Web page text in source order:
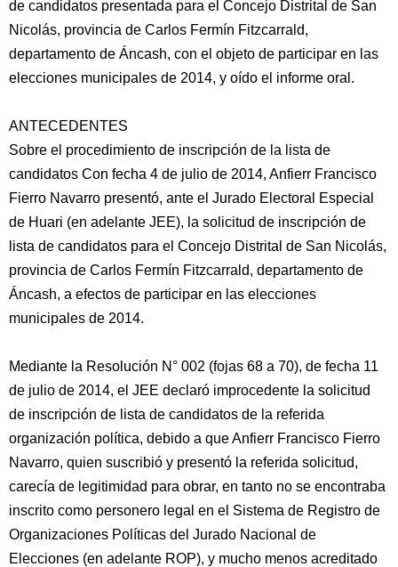
de candidatos presentada para el Concejo Distrital de San
Nicolás, provincia de Carlos Fermín Fitzcarrald,
departamento de Áncash, con el objeto de participar en las
elecciones municipales de 2014, y oído el informe oral.
ANTECEDENTES
Sobre el procedimiento de inscripción de la lista de
candidatos Con fecha 4 de julio de 2014, Anfierr Francisco
Fierro Navarro presentó, ante el Jurado Electoral Especial
de Huari (en adelante JEE), la solicitud de inscripción de
lista de candidatos para el Concejo Distrital de San Nicolás,
provincia de Carlos Fermín Fitzcarrald, departamento de
Áncash, a efectos de participar en las elecciones
municipales de 2014.
Mediante la Resolución N° 002 (fojas 68 a 70), de fecha 11
de julio de 2014, el JEE declaró improcedente la solicitud
de inscripción de lista de candidatos de la referida
organización política, debido a que Anfierr Francisco Fierro
Navarro, quien suscribió y presentó la referida solicitud,
carecía de legitimidad para obrar, en tanto no se encontraba
inscrito como personero legal en el Sistema de Registro de
Organizaciones Políticas del Jurado Nacional de
Elecciones (en adelante ROP), y mucho menos acreditado